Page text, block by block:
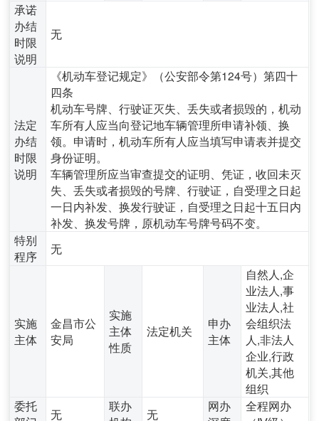
承诺
办结
时限
说明
无
法定
办结
时限
说明
《机动车登记规定》（公安部令第124号）第四十
四条
机动车号牌、行驶证灭失、丢失或者损毁的，机动
车所有人应当向登记地车辆管理所申请补领、换
领。申请时，机动车所有人应当填写申请表并提交
身份证明。
车辆管理所应当审查提交的证明、凭证，收回未灭
失、丢失或者损毁的号牌、行驶证，自受理之日起
一日内补发、换发行驶证，自受理之日起十五日内
补发、换发号牌，原机动车号牌号码不变。
特别
程序
无
实施
主体
金昌市公
安局
实施
主体
性质
法定机关
申办
主体
自然人,企
业法人,事
业法人,社
会组织法
人,非法人
企业,行政
机关,其他
组织
委托
无
联办
无
网办
全程网办